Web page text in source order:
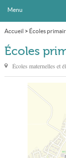
Menu
Accueil > Écoles
Écoles
Écoles maternelles et